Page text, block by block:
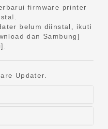
firmware printer
belum diinstal, ikuti
dan Sambung]
Updater.